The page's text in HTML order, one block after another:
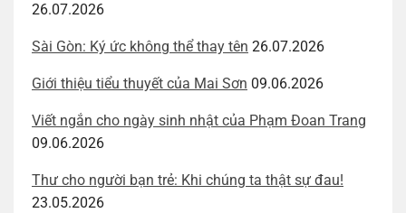
26.07.2026
Sài Gòn: Ký ức không thể thay tên 26.07.2026
Giới thiệu tiểu thuyết của Mai Sơn 09.06.2026
Viết ngắn cho ngày sinh nhật của Phạm Đoan Trang
09.06.2026
Thư cho người bạn trẻ: Khi chúng ta thật sự đau!
23.05.2026